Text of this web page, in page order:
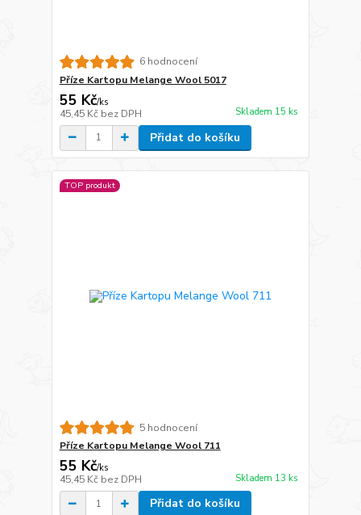
6 hodnocení
Příze Kartopu Melange Wool 5017
55 Kč/ks
45,45 Kč bez DPH Skladem 15 ks
Přidat do košíku
TOP produkt
5 hodnocení
Příze Kartopu Melange Wool 711
55 Kč/ks
45,45 Kč bez DPH Skladem 13 ks
Přidat do košíku